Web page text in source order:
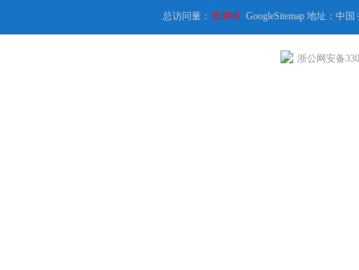
总访问量：353886 GoogleSitemap地址：中国
浙公网安备